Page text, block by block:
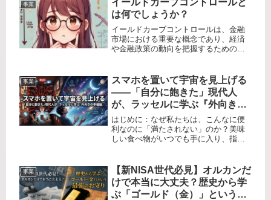
使っていた言葉ですが、『企業による
画...
事業
イールドカーブコントロールと
は何でしょうか？
イールドカーブコントロールは、金融
市場における重要な概念であり、経済
や金融政策の動向を把握するための重
って不可欠です。では、イールドカー
ブコントロールとは一体何でしょう
事業
スマホを置いて宇宙を見上げる
――「自分に飽きた」現代人
が、ラッセルに学ぶ『外向きの
幸福論』
はじめに：なぜ私たちは、こんなに便
利なのに「満たされない」のか？美味
しい食べ物がいつでも手に入り、指先
に見れば、私たちは人類史上もっとも
豊かな時代を生きているはずです。し
か...
事業
【新NISA世代必見】オルカンだ
けで本当に大丈夫？歴史から学
ぶ「ゴールド（金）」という最